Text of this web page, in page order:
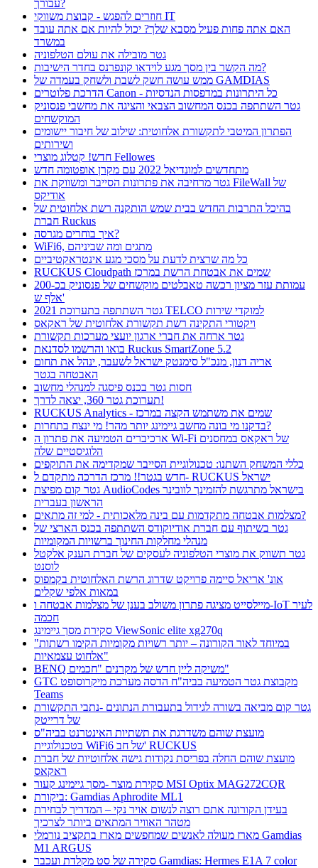
עבורך?
חוזרים להפגש - קבוצת משווקי IT
האם אתה פחות פעיל מסבא שלך? יכול להיות אם אתה עובד
במשרד
גטר מובילה את עולם הטלפוניה
מה הקשר בין מסך מגע לוידאו קונפרנס בחדר הישיבות?
ממש עושה חשק לשבת ולשחק בעמדה של GAMDIAS
הדרכת פלוטרים Canon - כל היתרונות במדפסות הנדסיות
גטר השתתפה בכנס המחשוב הצבאי והציגה את מחשבי פנסוניק
המוקשחים
הפתרון המיטבי לתקשורת אלחוטית: שילוב של חיבור יישומים
ושירותים
חדש! קטלוג מוצרי Fellowes
מתחדשים למונדיאל 2022 עם מקרן אופטומה חדש
גטר מרחיבה את פתרונות הסייבר ומשווקת את FileWall של
אודיקס
בהיכל התרבות החדש בבית שמש הותקנה רשת אלחוטית של
חברת Ruckus
איך בוחרים מגרסה?
WiFi6, מתגים ומה שביניהם
כל מה שרצית לדעת על מסכי מגע אינטראקטיביים
RUCKUS Cloudpath שמים את אבטחת הרשת במרכז
עמותת עזר מציון רכשה טאבלטים מוקשחים של פנסוניק בכ-200
אלף ש'
גטר השתתפה בתערוכת 2021 TELCO למוקדי שירות
ויקטורי התקינה רשת תקשורת אלחוטית של ראקאס
גטר ארחה את חברי ארגון יועצי מערכות תקשורת
בואו והרשמו לסדנאת Ruckus SmartZone 5.2
אריה דנון, מנכ"ל סימנטק ישראל לשעבר, ינהל את תחום
האבטחה בגטר
חסות גטר בכנס פיסגה למנהלי מחשוב
תערוכת גטר 360, יצאה לדרך!
RUCKUS Analytics - שמים את משתמש הקצה במרכז
בדקנו מי בונה מחשב גיימינג יותר מהר! מי ינצח בתחרות?
ארכיברים הטמיעה את פתרון ה Wi-Fi של ראקאס במחסנים
הלוגיסטיים שלה
כללי המשחק השתנו: טכנולוגיית הסייבר שמקדימה את התוקפים
חדש בגטר!! מרכז הדרכה מתקדם ל- RUCKUS ישראל
גטר קום מפיצת AudioCodes בישראל מתרגשת להזמינך לוובינר
הראשון בעברית
מצלמות אבטחה מתקדמות עם בינה מלאכותית - למי זה מתאים?
גטר בשיתוף עם חברת אודיוקודס השתתפה בכנס הארצי של
מנהלי מחלקות החינוך ברשויות המקומיות
גטר תשווק את מוצרי הטלפוניה לעסקים של חברת הענק אלקטל
לוסנט
אונ' אריאל סיימה פרויקט שדרוג הרשת האלחוטית בקמפוס
במאות אלפי שקלים
מיילסייט מציגה פתרון משולב בענן של מצלמות אבטחה ו-IoT לעיר
חכמה
סקירת מסך גיימינג ViewSonic elite xg270q
"במיוחד לאור הקורונה – יותר רשויות מקומיות הקימו רשתות
אלחוט עצמאיות"
BENQ משיקה ליין חדש של מקרנים "חכמים"
GTC מקבוצת גטר הטמיעה בביה"ח הדסה מערכת מיקרוסופט
Teams
גטר קום מביאה בשורה לגידול בתעבורת הנתונים -נתבי התקשורת
של דרייטק
מועצת שוהם משדרגת את תשתיות האינטרנט בביה"ס
בטכנולוגיית WiFi6 של חב' RUCKUS
מועצת שוהם החלה בפריסת נקודות גישה אלחוטיות של חברת
ראקאס
סקירת מוצר -מסך גיימינג קעור MSI Optix MAG272CQR
ביקורת: Gamdias Aphrodite ML1
בעידן הקורונה אתם רוצה לנשום אויר נקי – המדריך לבחירת
מטהר האוויר המתאים ביותר לצרכיך
מארז מעולה לאנשים שמחפשים מארז בתקציב נורמלי Gamdias
M1 ARGUS
סקירה של סט מקלדת ועכבר Gamdias: Hermes E1A 7 color